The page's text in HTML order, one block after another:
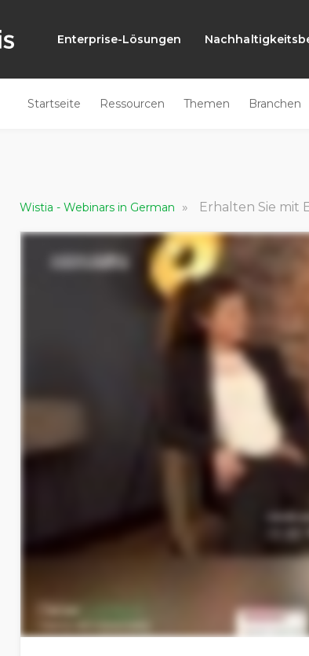
Enterprise-Lösungen
Startseite Ressourcen Themen Branchen
Wistia - Webinars in German » Erhalten Sie mit